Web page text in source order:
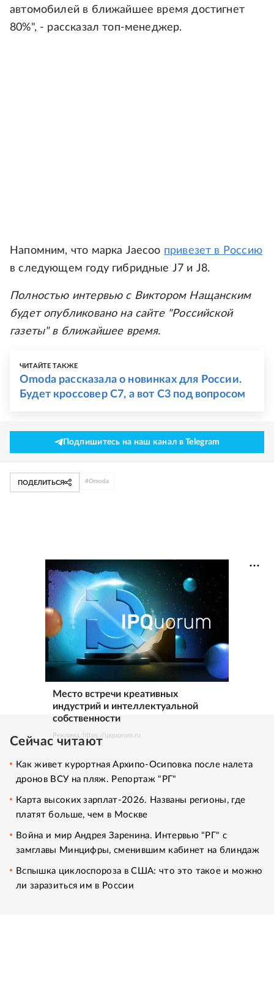
автомобилей в ближайшее время достигнет
80%", - рассказал топ-менеджер.
Напомним, что марка Jaecoo привезет в Россию
в следующем году гибридные J7 и J8.
Полностью интервью с Виктором Нащанским
будет опубликовано на сайте "Российской
газеты" в ближайшее время.
ЧИТАЙТЕ ТАКЖЕ
Omoda рассказала о новинках для России.
Будет кроссовер C7, а вот С3 под вопросом
Подпишитесь на наш канал в Telegram
ПОДЕЛИТЬСЯ #Omoda
Место встречи креативных
индустрий и интеллектуальной
собственности
Реклама. https://ipquorum.ru
Сейчас читают
Как живет курортная Архипо-Осиповка после налета
дронов ВСУ на пляж. Репортаж "РГ"
Карта высоких зарплат-2026. Названы регионы, где
платят больше, чем в Москве
Война и мир Андрея Заренина. Интервью "РГ" с
замглавы Минцифры, сменившим кабинет на блиндаж
Вспышка циклоспороза в США: что это такое и можно
ли заразиться им в России